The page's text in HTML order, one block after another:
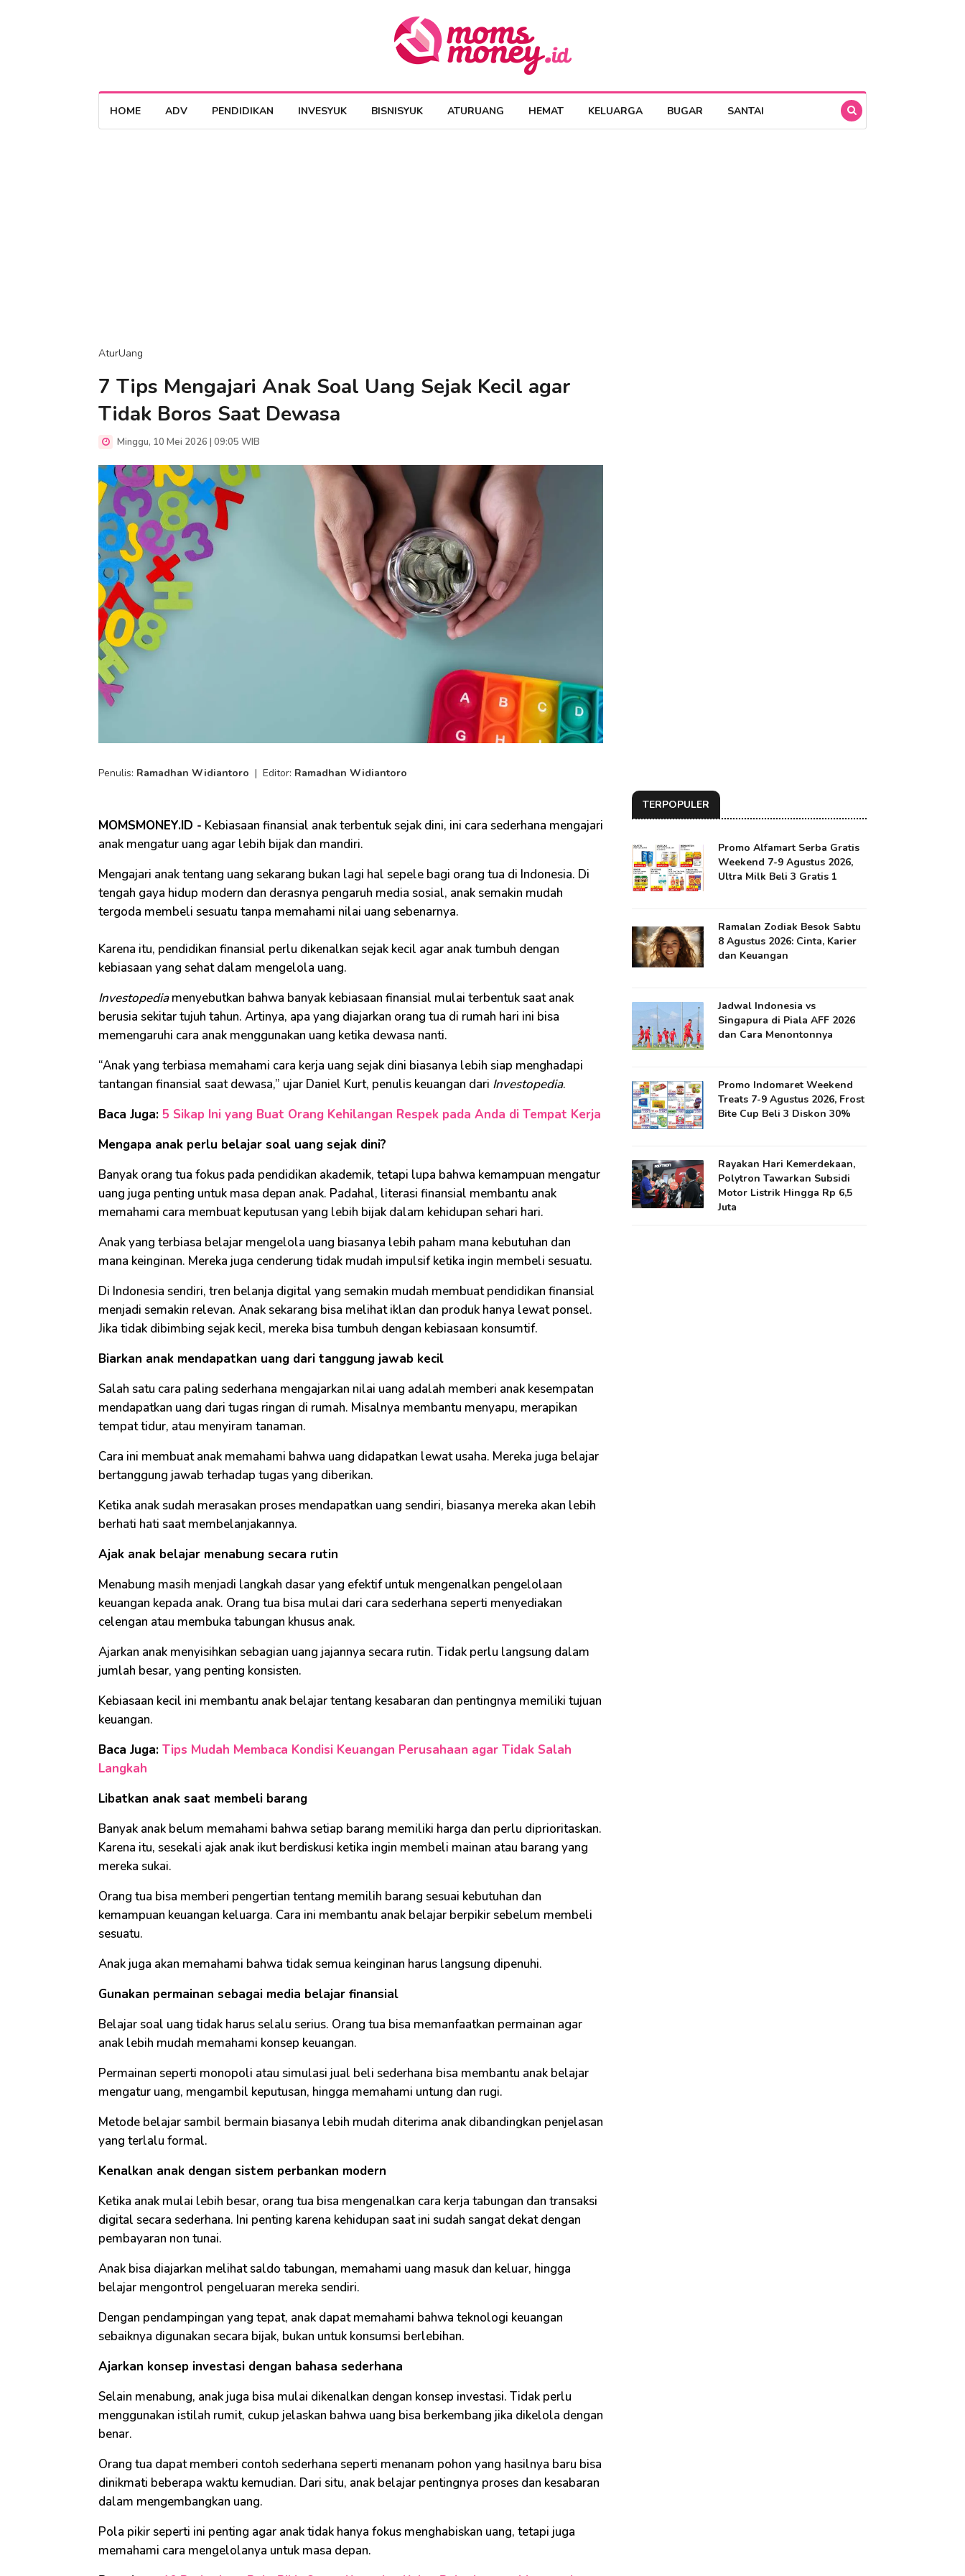
HOME ADV PENDIDIKAN INVESYUK BISNISYUK ATURUANG HEMAT KELUARGA BUGAR SANTAI
AturUang
7 Tips Mengajari Anak Soal Uang Sejak Kecil agar
Tidak Boros Saat Dewasa
Minggu, 10 Mei 2026 | 09:05 WIB
Penulis: Ramadhan Widiantoro | Editor: Ramadhan Widiantoro
MOMSMONEY.ID - Kebiasaan finansial anak terbentuk sejak dini, ini cara sederhana mengajari
anak mengatur uang agar lebih bijak dan mandiri.
Mengajari anak tentang uang sekarang bukan lagi hal sepele bagi orang tua di Indonesia. Di
tengah gaya hidup modern dan derasnya pengaruh media sosial, anak semakin mudah
tergoda membeli sesuatu tanpa memahami nilai uang sebenarnya.
Karena itu, pendidikan finansial perlu dikenalkan sejak kecil agar anak tumbuh dengan
kebiasaan yang sehat dalam mengelola uang.
Investopediamenyebutkan bahwa banyak kebiasaan finansial mulai terbentuk saat anak
berusia sekitar tujuh tahun. Artinya, apa yang diajarkan orang tua di rumah hari ini bisa
memengaruhi cara anak menggunakan uang ketika dewasa nanti.
“Anak yang terbiasa memahami cara kerja uang sejak dini biasanya lebih siap menghadapi
tantangan finansial saat dewasa,” ujar Daniel Kurt, penulis keuangan dari Investopedia.
Baca Juga: 5 Sikap Ini yang Buat Orang Kehilangan Respek pada Anda di Tempat Kerja
Mengapa anak perlu belajar soal uang sejak dini?
Banyak orang tua fokus pada pendidikan akademik, tetapi lupa bahwa kemampuan mengatur
uang juga penting untuk masa depan anak. Padahal, literasi finansial membantu anak
memahami cara membuat keputusan yang lebih bijak dalam kehidupan sehari hari.
Anak yang terbiasa belajar mengelola uang biasanya lebih paham mana kebutuhan dan
mana keinginan. Mereka juga cenderung tidak mudah impulsif ketika ingin membeli sesuatu.
Di Indonesia sendiri, tren belanja digital yang semakin mudah membuat pendidikan finansial
menjadi semakin relevan. Anak sekarang bisa melihat iklan dan produk hanya lewat ponsel.
Jika tidak dibimbing sejak kecil, mereka bisa tumbuh dengan kebiasaan konsumtif.
Biarkan anak mendapatkan uang dari tanggung jawab kecil
Salah satu cara paling sederhana mengajarkan nilai uang adalah memberi anak kesempatan
mendapatkan uang dari tugas ringan di rumah. Misalnya membantu menyapu, merapikan
tempat tidur, atau menyiram tanaman.
Cara ini membuat anak memahami bahwa uang didapatkan lewat usaha. Mereka juga belajar
bertanggung jawab terhadap tugas yang diberikan.
Ketika anak sudah merasakan proses mendapatkan uang sendiri, biasanya mereka akan lebih
berhati hati saat membelanjakannya.
Ajak anak belajar menabung secara rutin
Menabung masih menjadi langkah dasar yang efektif untuk mengenalkan pengelolaan
keuangan kepada anak. Orang tua bisa mulai dari cara sederhana seperti menyediakan
celengan atau membuka tabungan khusus anak.
Ajarkan anak menyisihkan sebagian uang jajannya secara rutin. Tidak perlu langsung dalam
jumlah besar, yang penting konsisten.
Kebiasaan kecil ini membantu anak belajar tentang kesabaran dan pentingnya memiliki tujuan
keuangan.
Baca Juga: Tips Mudah Membaca Kondisi Keuangan Perusahaan agar Tidak Salah
Langkah
Libatkan anak saat membeli barang
Banyak anak belum memahami bahwa setiap barang memiliki harga dan perlu diprioritaskan.
Karena itu, sesekali ajak anak ikut berdiskusi ketika ingin membeli mainan atau barang yang
mereka sukai.
Orang tua bisa memberi pengertian tentang memilih barang sesuai kebutuhan dan
kemampuan keuangan keluarga. Cara ini membantu anak belajar berpikir sebelum membeli
sesuatu.
Anak juga akan memahami bahwa tidak semua keinginan harus langsung dipenuhi.
Gunakan permainan sebagai media belajar finansial
Belajar soal uang tidak harus selalu serius. Orang tua bisa memanfaatkan permainan agar
anak lebih mudah memahami konsep keuangan.
Permainan seperti monopoli atau simulasi jual beli sederhana bisa membantu anak belajar
mengatur uang, mengambil keputusan, hingga memahami untung dan rugi.
Metode belajar sambil bermain biasanya lebih mudah diterima anak dibandingkan penjelasan
yang terlalu formal.
Kenalkan anak dengan sistem perbankan modern
Ketika anak mulai lebih besar, orang tua bisa mengenalkan cara kerja tabungan dan transaksi
digital secara sederhana. Ini penting karena kehidupan saat ini sudah sangat dekat dengan
pembayaran non tunai.
Anak bisa diajarkan melihat saldo tabungan, memahami uang masuk dan keluar, hingga
belajar mengontrol pengeluaran mereka sendiri.
Dengan pendampingan yang tepat, anak dapat memahami bahwa teknologi keuangan
sebaiknya digunakan secara bijak, bukan untuk konsumsi berlebihan.
Ajarkan konsep investasi dengan bahasa sederhana
Selain menabung, anak juga bisa mulai dikenalkan dengan konsep investasi. Tidak perlu
menggunakan istilah rumit, cukup jelaskan bahwa uang bisa berkembang jika dikelola dengan
benar.
Orang tua dapat memberi contoh sederhana seperti menanam pohon yang hasilnya baru bisa
dinikmati beberapa waktu kemudian. Dari situ, anak belajar pentingnya proses dan kesabaran
dalam mengembangkan uang.
Pola pikir seperti ini penting agar anak tidak hanya fokus menghabiskan uang, tetapi juga
memahami cara mengelolanya untuk masa depan.
TERPOPULER
Promo Alfamart Serba Gratis
Weekend 7-9 Agustus 2026,
Ultra Milk Beli 3 Gratis 1
Ramalan Zodiak Besok Sabtu
8 Agustus 2026: Cinta, Karier
dan Keuangan
Jadwal Indonesia vs
Singapura di Piala AFF 2026
dan Cara Menontonnya
Promo Indomaret Weekend
Treats 7-9 Agustus 2026, Frost
Bite Cup Beli 3 Diskon 30%
Rayakan Hari Kemerdekaan,
Polytron Tawarkan Subsidi
Motor Listrik Hingga Rp 6,5
Juta